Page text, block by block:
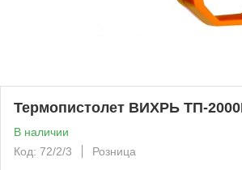
Термопистолет ВИХРЬ ТП-
В наличии
Код: 72/2/3
Розница